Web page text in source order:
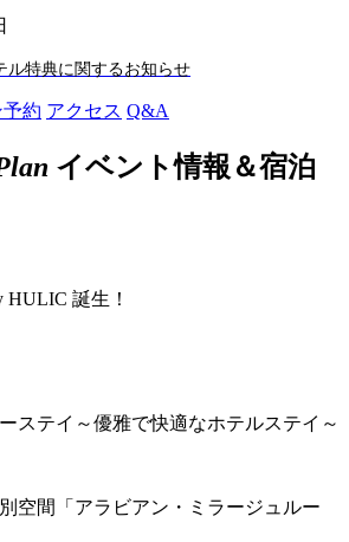
ル特典に関するお知らせ
約 アクセス Q&A
イベント情報＆宿泊
HULIC 誕生！
ステイ～優雅で快適なホテルステイ～
空間「アラビアン・ミラージュルー